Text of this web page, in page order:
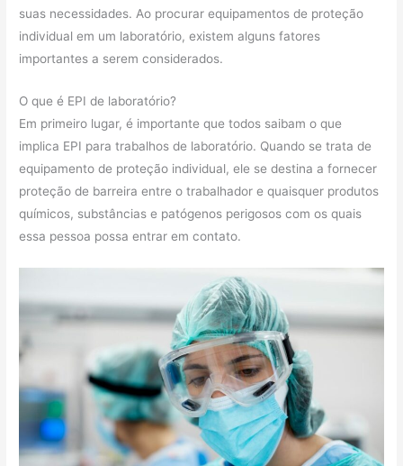
suas necessidades. Ao procurar equipamentos de proteção
individual em um laboratório, existem alguns fatores
importantes a serem considerados.
O que é EPI de laboratório?
Em primeiro lugar, é importante que todos saibam o que
implica EPI para trabalhos de laboratório. Quando se trata de
equipamento de proteção individual, ele se destina a fornecer
proteção de barreira entre o trabalhador e quaisquer produtos
químicos, substâncias e patógenos perigosos com os quais
essa pessoa possa entrar em contato.